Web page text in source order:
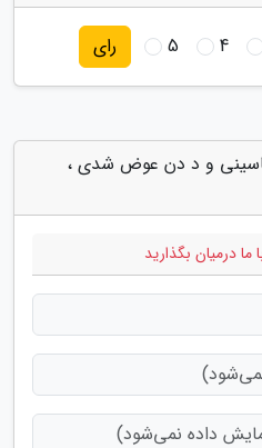
4
5 رای
و د دن عوض شدی ،
ما درمیان بگذارید